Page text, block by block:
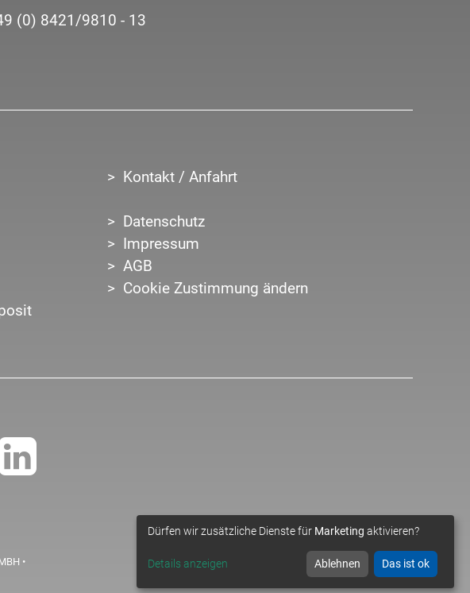
(0) 8421/9810 - 13
Kontakt / Anfahrt
Datenschutz
Impressum
AGB
Cookie Zustimmung ändern
•
Dürfen wir zusätzliche Dienste für Marketing aktivieren?
Details anzeigen Ablehnen Das ist ok